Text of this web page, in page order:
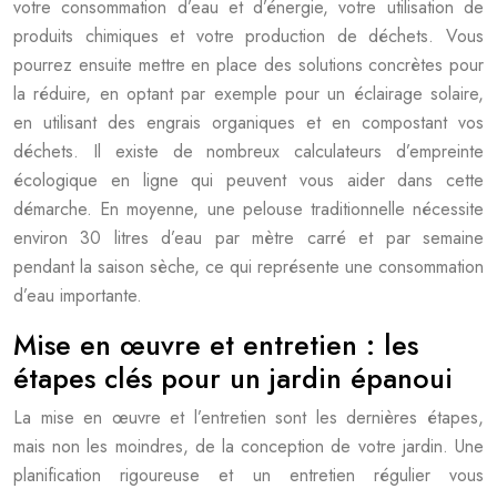
votre consommation d’eau et d’énergie, votre utilisation de
produits chimiques et votre production de déchets. Vous
pourrez ensuite mettre en place des solutions concrètes pour
la réduire, en optant par exemple pour un éclairage solaire,
en utilisant des engrais organiques et en compostant vos
déchets. Il existe de nombreux calculateurs d’empreinte
écologique en ligne qui peuvent vous aider dans cette
démarche. En moyenne, une pelouse traditionnelle nécessite
environ 30 litres d’eau par mètre carré et par semaine
pendant la saison sèche, ce qui représente une consommation
d’eau importante.
Mise en œuvre et entretien : les
étapes clés pour un jardin épanoui
La mise en œuvre et l’entretien sont les dernières étapes,
mais non les moindres, de la conception de votre jardin. Une
planification rigoureuse et un entretien régulier vous